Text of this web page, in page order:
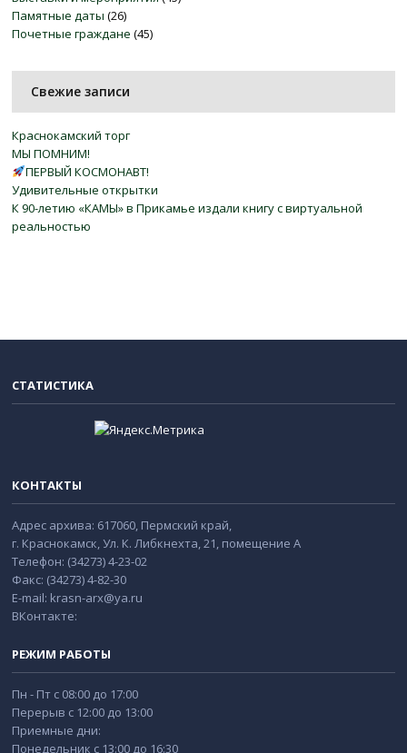
Памятные даты (26)
Почетные граждане (45)
Свежие записи
Краснокамский торг
МЫ ПОМНИМ!
ПЕРВЫЙ КОСМОНАВТ!
Удивительные открытки
К 90-летию «КАМЫ» в Прикамье издали книгу с виртуальной
реальностью
СТАТИСТИКА
КОНТАКТЫ
Адрес архива: 617060, Пермский край,
г. Краснокамск, Ул. К. Либкнехта, 21, помещение А
Телефон: (34273) 4-23-02
Факс: (34273) 4-82-30
E-mail: krasn-arx@ya.ru
ВКонтакте:
РЕЖИМ РАБОТЫ
Пн - Пт с 08:00 до 17:00
Перерыв с 12:00 до 13:00
Приемные дни:
Понедельник с 13:00 до 16:30